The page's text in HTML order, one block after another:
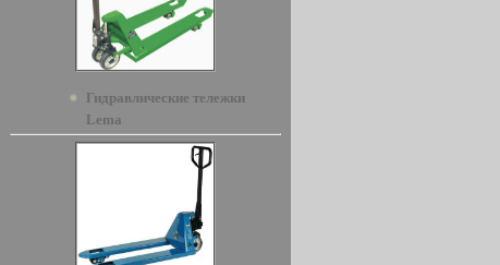
Гидравлические тележки
Lema